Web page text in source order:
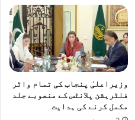
وزیراعلیٰ پنجاب کی تمام واٹر
فلٹریشن پلانٹس کے منصوبے جلد
مکمل کرنے کی ہدایت